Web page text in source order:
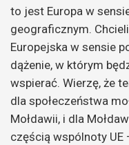
to jest Europa w
geograficznym.
Europejska w sensie
dążenie, w którym
wspierać. Wierzę, że
dla społeczeństwa
Mołdawii, i dla
częścią wspólnoty UE